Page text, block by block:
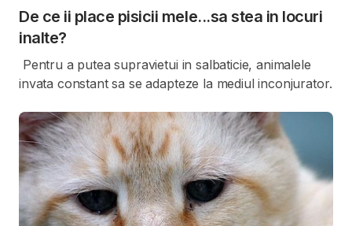
De ce ii place pisicii mele...sa stea in locuri
inalte?
Pentru a putea supravietui in salbaticie, animalele
invata constant sa se adapteze la mediul inconjurator.